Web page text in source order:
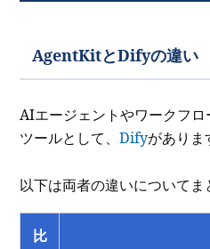
AgentKitとDifyの違い
AIエージェントやワークフ
ツールとして、Difyがありま
以下は両者の違いについてま
比